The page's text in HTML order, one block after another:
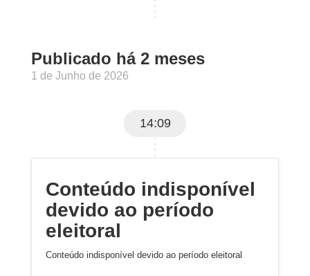
Publicado há 2 meses
1 de Junho de 2026
14:09
Conteúdo indisponível
devido ao período
eleitoral
Conteúdo indisponível devido ao período eleitoral